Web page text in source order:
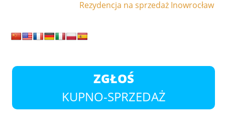
Rezydencja na sprzedaż Inowrocław
ZGŁOŚ
KUPNO-SPRZEDAŻ